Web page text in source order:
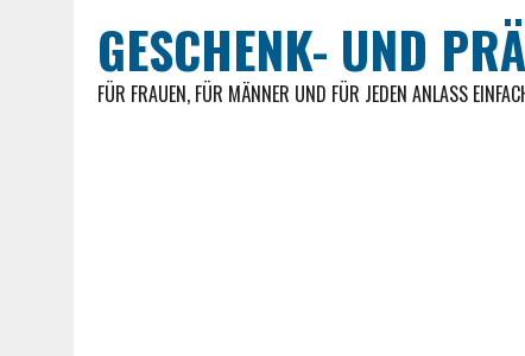
GESCHENK- UND
FÜR FRAUEN, FÜR MÄNNER UND FÜR JEDEN ANLASS